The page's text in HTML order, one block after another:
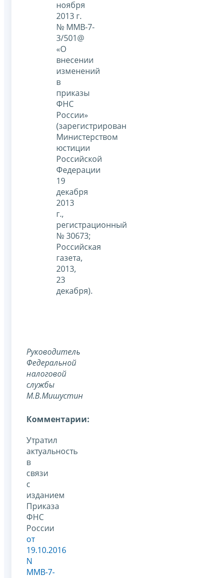
ноября
2013 г.
№ ММВ-7-
3/501@
«О
внесении
изменений
в
приказы
ФНС
России»
(зарегистрирован
Министерством
юстиции
Российской
Федерации
19
декабря
2013
г.,
регистрационный
№ 30673;
Российская
газета,
2013,
23
декабря).
Руководитель
Федеральной
налоговой
службы
М.В.Мишустин
Комментарии:
Утратил
актуальность
в
связи
с
изданием
Приказа
ФНС
России
от
19.10.2016
N
ММВ-7-